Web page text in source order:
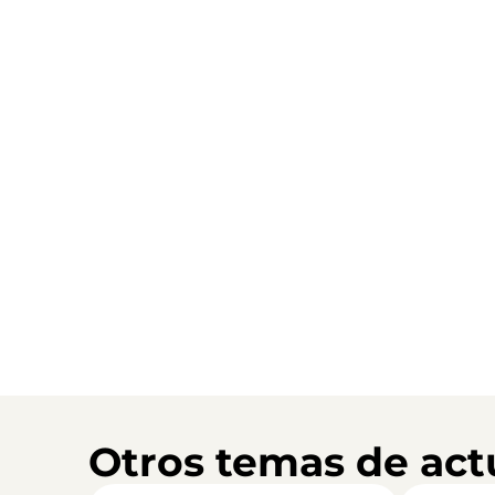
Otros temas de